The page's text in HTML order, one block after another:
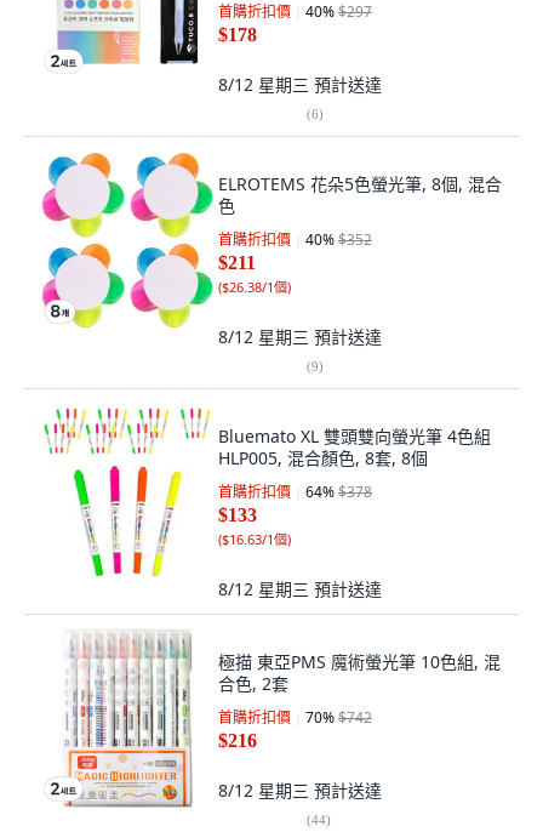
首購折扣價 40%$297
$178
8/12 星期三 預計送達
(6)
ELROTEMS 花朵5色螢光筆, 8個, 混合
色
首購折扣價 40%$352
$211
($26.38/1個)
8/12 星期三 預計送達
(9)
Bluemato XL 雙頭雙向螢光筆 4色組
HLP005, 混合顏色, 8套, 8個
首購折扣價 64%$378
$133
($16.63/1個)
8/12 星期三 預計送達
極描 東亞PMS 魔術螢光筆 10色組, 混
合色, 2套
首購折扣價 70%$742
$216
8/12 星期三 預計送達
(44)